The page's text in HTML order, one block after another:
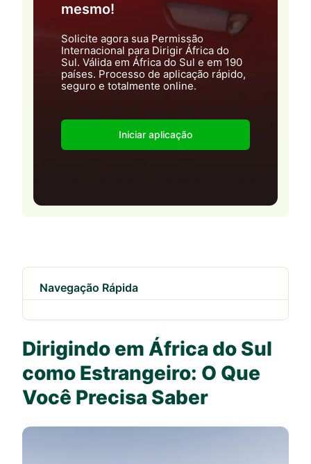
mesmo!
Solicite agora sua Permissão
Internacional para Dirigir África do
Sul. Válida em África do Sul e em 190
países. Processo de aplicação rápido,
seguro e totalmente online.
Iniciar aplicação
Navegação Rápida
Dirigindo em África do Sul
como Estrangeiro: O Que
Você Precisa Saber